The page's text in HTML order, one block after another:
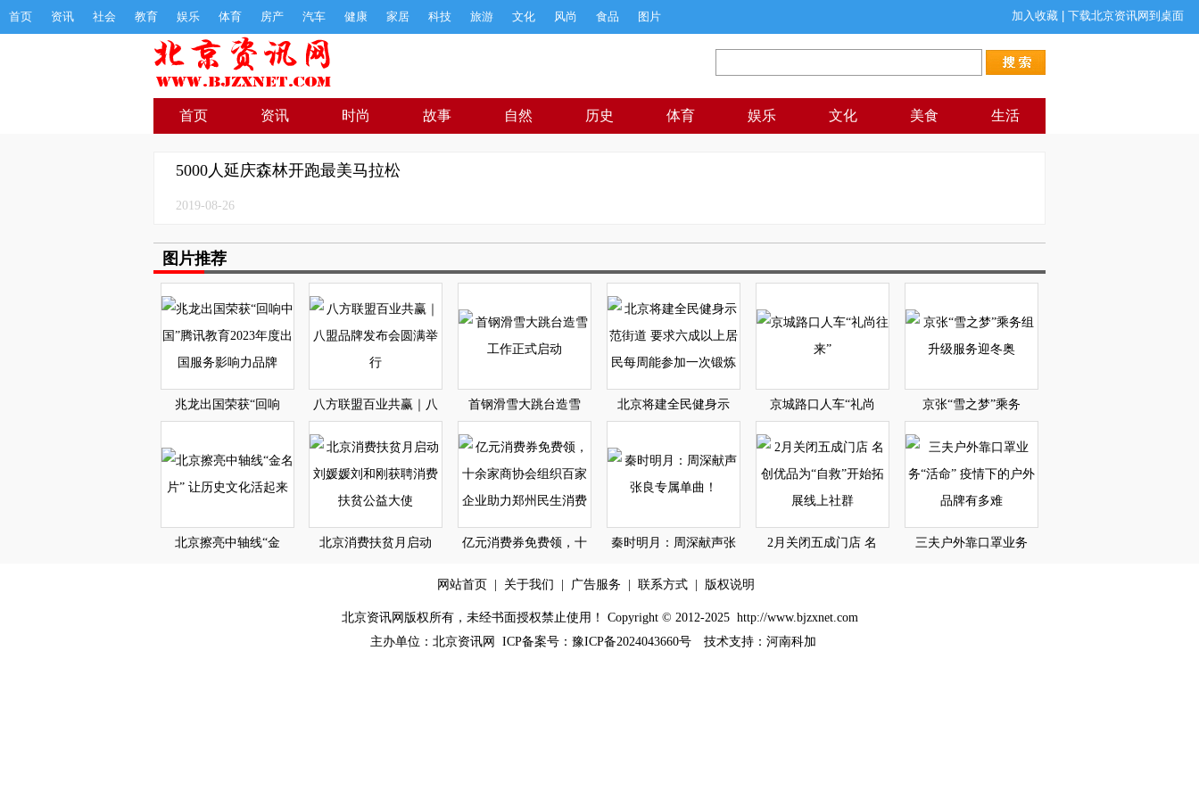
首页 资讯 社会 教育 娱乐 体育 房产 汽车 健康 家居 科技 旅游 文化 风尚 食品 图片 加入收藏 下载北京资讯网到桌面
首页 资讯 时尚 故事 自然 历史 体育 娱乐 文化 美食 生活
5000人延庆森林开跑最美马拉松
2019-08-26
图片推荐
兆龙出国荣获“回响 八方联盟百业共赢｜八 首钢滑雪大跳台造雪 北京将建全民健身示 京城路口人车“礼尚 京张“雪之梦”乘务
北京擦亮中轴线“金 北京消费扶贫月启动 亿元消费券免费领，十 秦时明月：周深献声张 2月关闭五成门店 名 三夫户外靠口罩业务
网站首页 关于我们 广告服务 联系方式 版权说明
北京资讯网版权所有，未经书面授权禁止使用！ Copyright © 2012-2025 http://www.bjzxnet.com
主办单位： 北京资讯网 ICP备案号： 豫ICP备2024043660号 技术支持：河南科加